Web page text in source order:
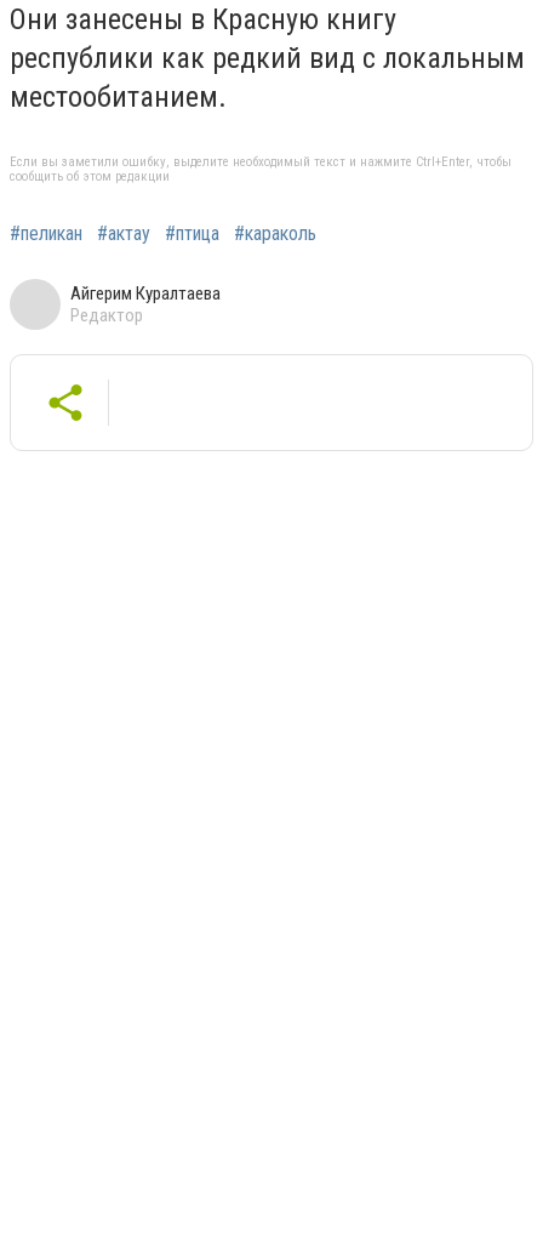
Они занесены в Красную книгу
республики как редкий вид с локальным
местообитанием.
Если вы заметили ошибку, выделите необходимый текст и нажмите Ctrl+Enter, чтобы
сообщить об этом редакции
#пеликан #актау #птица #караколь
Айгерим Куралтаева
Редактор